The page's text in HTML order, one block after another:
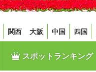
関西 大阪 中国 四国
スポットランキング